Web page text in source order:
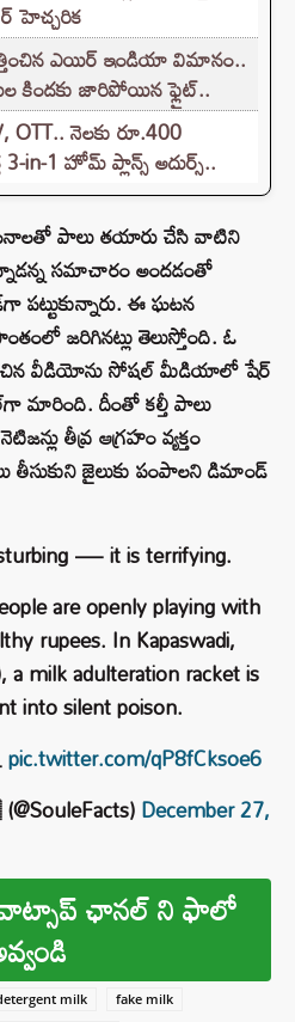
హెచ్చరిక
ఎయిర్ ఇండియా విమానం..
కిందకు జారిపోయిన ఫ్లైట్..
నెలకు రూ.400
3-in-1 హోమ్ ప్లాన్స్ అదుర్స్..
పాలు తయారు చేసి వాటిని
సమాచారం అందడంతో
పట్టుకున్నారు. ఈ ఘటన
జరిగినట్లు తెలుస్తోంది. ఓ
వీడియోను సోషల్ మీడియాలో షేర్
మారింది. దీంతో కల్తీ పాలు
తీవ్ర ఆగ్రహం వ్యక్తం
తీసుకుని జైలుకు పంపాలని డిమాండ్
— it is terrifying.
are openly playing with
rupees. In Kapaswadi,
milk adulteration racket is
into silent poison.
pic.twitter.com/qP8fCksoe6
December 27,
ఛానల్ ని ఫాలో
milk
fake milk